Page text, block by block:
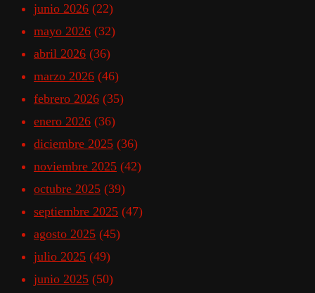
junio 2026 (22)
mayo 2026 (32)
abril 2026 (36)
marzo 2026 (46)
febrero 2026 (35)
enero 2026 (36)
diciembre 2025 (36)
noviembre 2025 (42)
octubre 2025 (39)
septiembre 2025 (47)
agosto 2025 (45)
julio 2025 (49)
junio 2025 (50)